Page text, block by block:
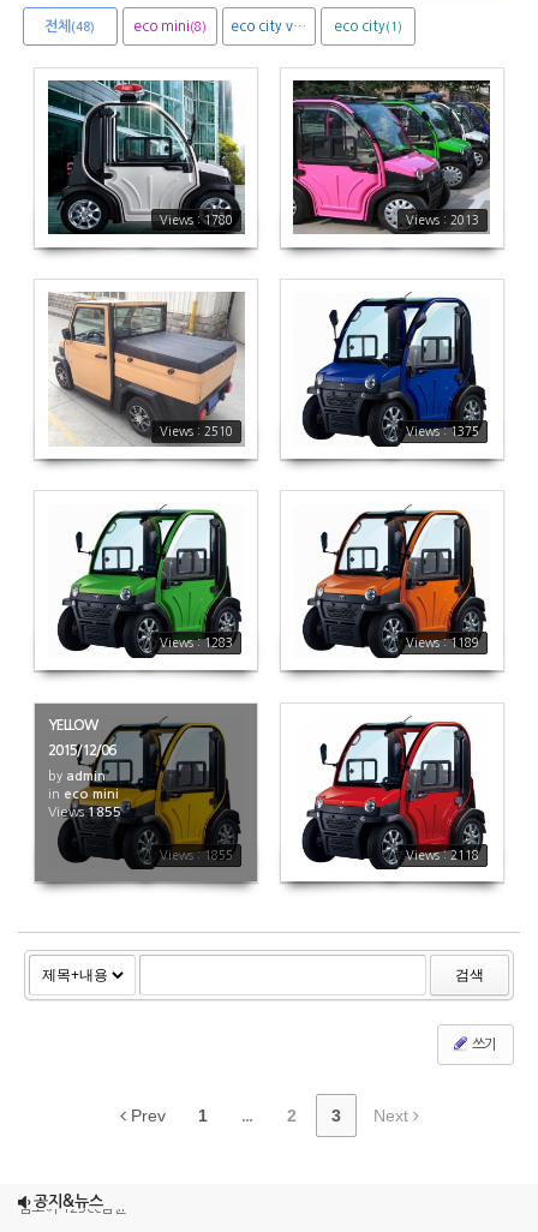
전체 (48) eco mini (8) eco city van eco city(1)
Views : 1780
에코미니(ECO MINI)
1780
Views : 2013
에코미니(ECO MINI)
2013
Views : 2510
실물사진 에코 시티밴입니다.
2510
Views : 1375
1375
Views : 1283
1283
Views : 1189
1189
Views : 1855
YELLOW
2015/12/06
by admin
in eco mini
Views1855
Views : 2118
2118
검색
쓰기
Prev 1 ... 2 3 Next
공지&뉴스
엠보이 125cc삼륜